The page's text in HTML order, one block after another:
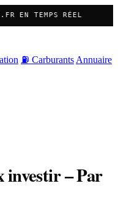
EN TEMPS RÉEL
⛽ Carburants Annuaire
investir – Par